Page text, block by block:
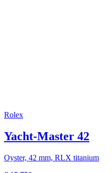
Rolex
Yacht-Master 42
Oyster, 42 mm, RLX titanium